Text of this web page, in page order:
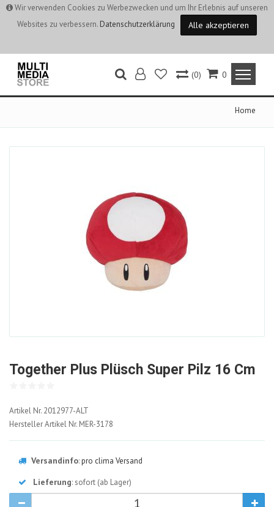
Wir verwenden Cookies zu Werbezwecken und um Ihr Erlebnis auf unseren
Websites zu verbessern. Datenschutzerklärung Alle akzeptieren
0
(0)
Home
Together Plus Plüsch Super Pilz 16 Cm
2012977-
ALT
Artikel Nr. 2012977-ALT
Hersteller Artikel Nr. MER-3178
Versandinfo:pro clima Versand
Lieferung: sofort (ab Lager)